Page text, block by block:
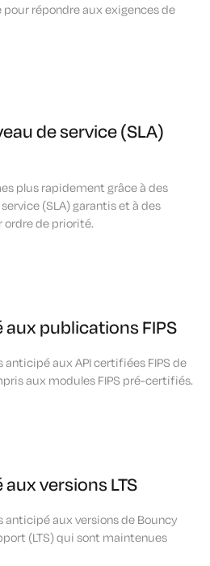
répondre aux exigences de
de service (SLA)
plus rapidement grâce à des
(SLA) garantis et à des
ordre de priorité.
publications FIPS
aux API certifiées FIPS de
aux modules FIPS pré-certifiés.
versions LTS
anticipé aux versions de Bouncy
(LTS) qui sont maintenues